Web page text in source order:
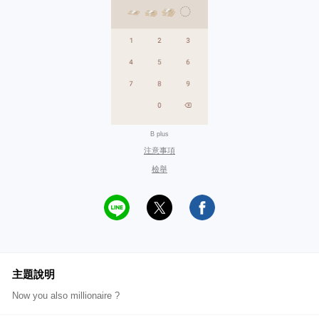
B plus
注意事項
檢舉
主題說明
Now you also millionaire ?